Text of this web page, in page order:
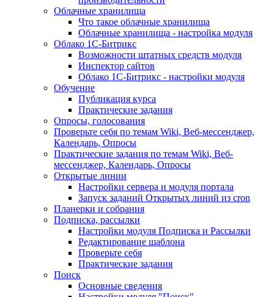
Облачные хранилища
Что такое облачные хранилища
Облачные хранилища - настройка модуля
Облако 1С-Битрикс
Возможности штатных средств модуля
Инспектор сайтов
Облако 1С-Битрикс - настройки модуля
Обучение
Публикация курса
Практические задания
Опросы, голосования
Проверьте себя по темам Wiki, Веб-мессенджер,
Календарь, Опросы
Практические задания по темам Wiki, Веб-
мессенджер, Календарь, Опросы
Открытые линии
Настройки сервера и модуля портала
Запуск заданий Открытых линий из cron
Планерки и собрания
Подписка, рассылки
Настройки модуля Подписка и Рассылки
Редактирование шаблона
Проверьте себя
Практические задания
Поиск
Основные сведения